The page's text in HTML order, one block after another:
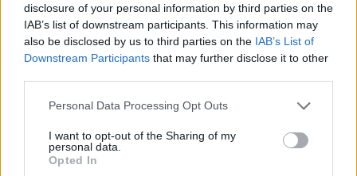
disclosure of your personal information by third parties on the
IAB’s list of downstream participants. This information may
also be disclosed by us to third parties on the IAB’s List of
Downstream Participants that may further disclose it to other
Please note that this website/app uses one or more Google
not limited to your visit or usage behaviour. You may click to
grant or deny consent to Google and its third-party tags to
use your data for below specified purposes in below Google
Personal Data Processing Opt Outs
I want to opt-out of the Sharing of my
personal data.
Opted In
pero probablemente ha perdido para las próximas semanas
a Pep Chavarría, sustituido en el minuto 33 de partido por
un pinchazo en la parte posterior del muslo. El conjunto
vallecano no suele emitir partes médicos sobre sus
un tiempo. Íñigo Pérez se queda por tanto sin laterales
El 11 ideal de la jornada 7